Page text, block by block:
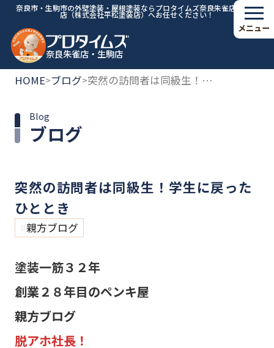
奈良市・生駒市の外壁塗装・屋根塗装ならプロタイムズ奈良朱雀店・生駒
店（株式会社平松塗装店）へお任せください！
奈良朱雀店・生駒店
メニュー
HOME>ブログ> 突然の訪問者は同級生！学生に戻ったひととき
ブログ
Blog
突然の訪問者は同級生！学生に戻った
ひととき
親方ブログ
塗装一筋３２年
創業２８年目のペンキ屋
親方ブログ
脱アホ社長！